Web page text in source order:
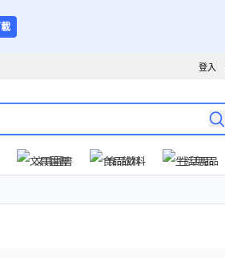
登入
文具圖書 食品飲料 生活用品